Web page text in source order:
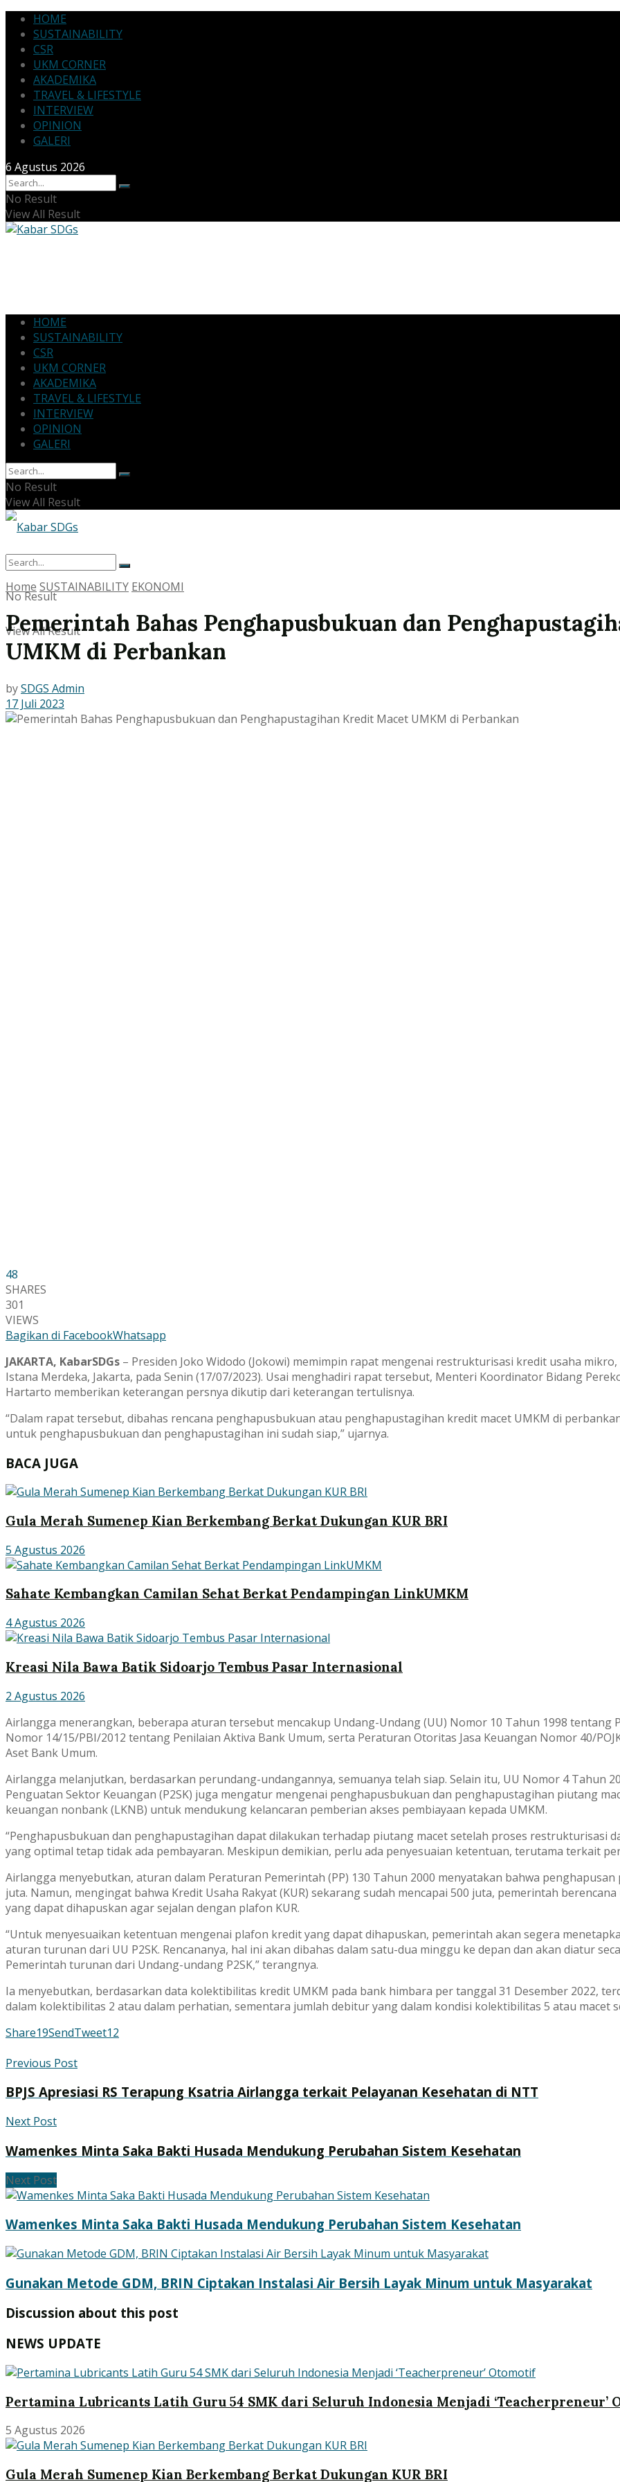
HOME
SUSTAINABILITY
CSR
UKM CORNER
AKADEMIKA
TRAVEL & LIFESTYLE
INTERVIEW
OPINION
GALERI
6 Agustus 2026
No Result
View All Result
HOME
SUSTAINABILITY
CSR
UKM CORNER
AKADEMIKA
TRAVEL & LIFESTYLE
INTERVIEW
OPINION
GALERI
No Result
View All Result
No Result
View All Result
Home SUSTAINABILITY EKONOMI
Pemerintah Bahas Penghapusbukuan dan
UMKM di Perbankan
bySDGS Admin
17 Juli 2023
48
SHARES
301
VIEWS
Bagikan di FacebookWhatsapp
JAKARTA, KabarSDGs – Presiden Joko Widodo (Jokowi) memimpin rapat mengenai restrukturisasi kredit usaha
Istana Merdeka, Jakarta, pada Senin (17/07/2023). Usai menghadiri rapat tersebut, Menteri Koordinator Bidang
Hartarto memberikan keterangan persnya dikutip dari keterangan tertulisnya.
“Dalam rapat tersebut, dibahas rencana penghapusbukuan atau penghapustagihan kredit macet UMKM di
untuk penghapusbukuan dan penghapustagihan ini sudah siap,” ujarnya.
BACA JUGA
Gula Merah Sumenep Kian Berkembang Berkat Dukungan KUR BRI
5 Agustus 2026
Sahate Kembangkan Camilan Sehat Berkat Pendampingan LinkUMKM
4 Agustus 2026
Kreasi Nila Bawa Batik Sidoarjo Tembus Pasar Internasional
2 Agustus 2026
Airlangga menerangkan, beberapa aturan tersebut mencakup Undang-Undang (UU) Nomor 10 Tahun 1998 tentang
Nomor 14/15/PBI/2012 tentang Penilaian Aktiva Bank Umum, serta Peraturan Otoritas Jasa Keuangan Nomor 40/
Aset Bank Umum.
Airlangga melanjutkan, berdasarkan perundang-undangannya, semuanya telah siap. Selain itu, UU Nomor 4 Tahun
Penguatan Sektor Keuangan (P2SK) juga mengatur mengenai penghapusbukuan dan penghapustagihan piutang
keuangan nonbank (LKNB) untuk mendukung kelancaran pemberian akses pembiayaan kepada UMKM.
“Penghapusbukuan dan penghapustagihan dapat dilakukan terhadap piutang macet setelah proses restrukturisasi
yang optimal tetap tidak ada pembayaran. Meskipun demikian, perlu ada penyesuaian ketentuan, terutama terkait
Airlangga menyebutkan, aturan dalam Peraturan Pemerintah (PP) 130 Tahun 2000 menyatakan bahwa
juta. Namun, mengingat bahwa Kredit Usaha Rakyat (KUR) sekarang sudah mencapai 500 juta, pemerintah
yang dapat dihapuskan agar sejalan dengan plafon KUR.
“Untuk menyesuaikan ketentuan mengenai plafon kredit yang dapat dihapuskan, pemerintah akan segera
aturan turunan dari UU P2SK. Rencananya, hal ini akan dibahas dalam satu-dua minggu ke depan dan akan diatur
Pemerintah turunan dari Undang-undang P2SK,” terangnya.
Ia menyebutkan, berdasarkan data kolektibilitas kredit UMKM pada bank himbara per tanggal 31 Desember 2022,
dalam kolektibilitas 2 atau dalam perhatian, sementara jumlah debitur yang dalam kondisi kolektibilitas 5 atau macet
Share19SendTweet12
Previous Post
BPJS Apresiasi RS Terapung Ksatria Airlangga terkait Pelayanan Kesehatan di NTT
Next Post
Wamenkes Minta Saka Bakti Husada Mendukung Perubahan Sistem Kesehatan
Next Post
Wamenkes Minta Saka Bakti Husada Mendukung Perubahan Sistem Kesehatan
Gunakan Metode GDM, BRIN Ciptakan Instalasi Air Bersih Layak Minum untuk Masyarakat
Discussion about this post
NEWS UPDATE
Pertamina Lubricants Latih Guru 54 SMK dari Seluruh Indonesia Menjadi ‘Teacherpreneur’
5 Agustus 2026
Gula Merah Sumenep Kian Berkembang Berkat Dukungan KUR BRI